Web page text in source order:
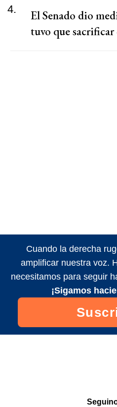
4.
El Senado dio
tuvo que sacrificar
Cuando la derecha
amplificar nuestra voz.
necesitamos para seguir
¡Sigamos